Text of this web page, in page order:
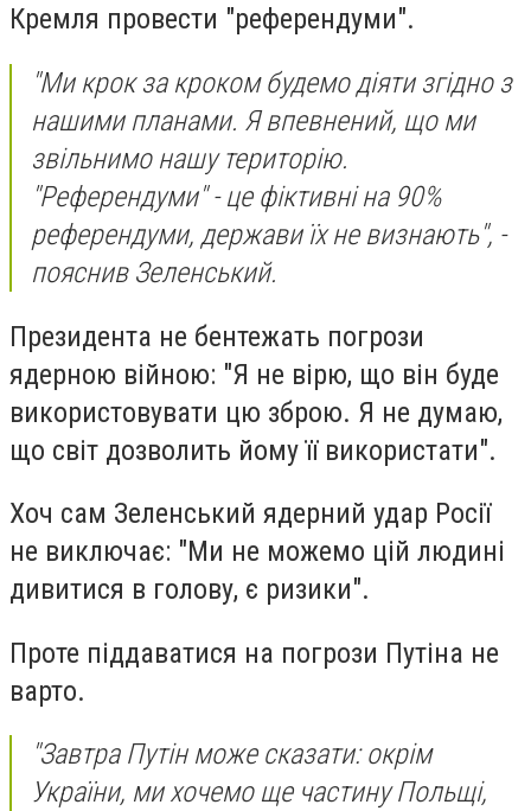
Кремля провести "референдуми".
"Ми крок за кроком будемо діяти згідно з
нашими планами. Я впевнений, що ми
звільнимо нашу територію.
"Референдуми" - це фіктивні на 90%
референдуми, держави їх не визнають", -
пояснив Зеленський.
Президента не бентежать погрози
ядерною війною: "Я не вірю, що він буде
використовувати цю зброю. Я не думаю,
що світ дозволить йому її використати".
Хоч сам Зеленський ядерний удар Росії
не виключає: "Ми не можемо цій людині
дивитися в голову, є ризики".
Проте піддаватися на погрози Путіна не
варто.
"Завтра Путін може сказати: окрім
України, ми хочемо ще частину Польщі,